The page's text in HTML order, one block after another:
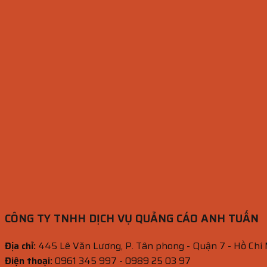
CÔNG TY TNHH DỊCH VỤ QUẢNG CÁO ANH TUẤN
Địa chỉ: 445 Lê Văn Lương, P. Tân phong - Quận 7 - Hồ Chí
Điện thoại:0961 345 997 - 0989 25 03 97